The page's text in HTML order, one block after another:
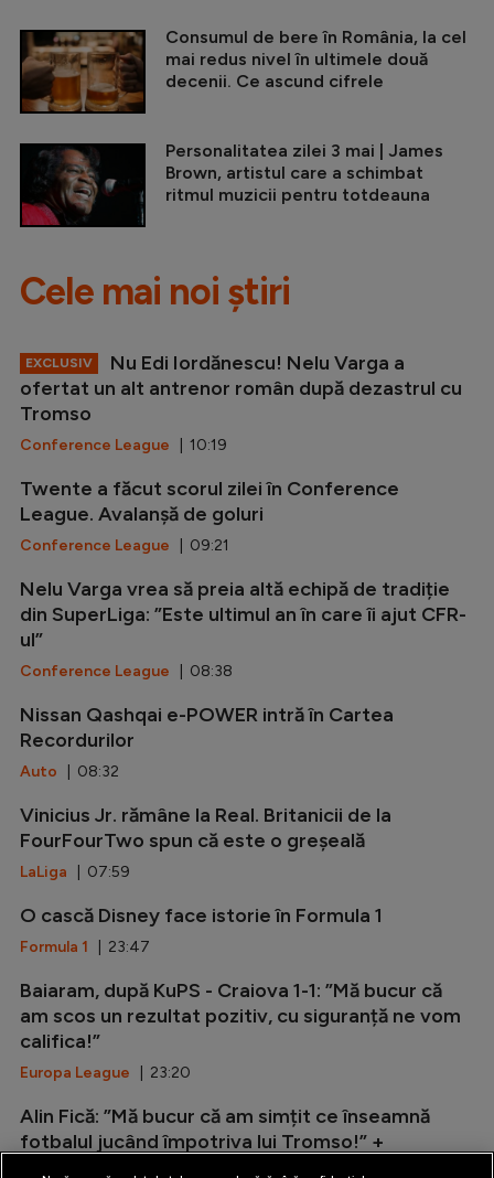
Consumul de bere în România, la cel
mai redus nivel în ultimele două
decenii. Ce ascund cifrele
Personalitatea zilei 3 mai | James
Brown, artistul care a schimbat
ritmul muzicii pentru totdeauna
Cele mai noi știri
EXCLUSIV
Nu Edi Iordănescu! Nelu Varga a
ofertat un alt antrenor român după dezastrul cu
Tromso
Conference League | 10:19
Twente a făcut scorul zilei în Conference
League. Avalanșă de goluri
Conference League | 09:21
Nelu Varga vrea să preia altă echipă de tradiție
din SuperLiga: ”Este ultimul an în care îi ajut CFR-
ul”
Conference League | 08:38
Nissan Qashqai e-POWER intră în Cartea
Recordurilor
Auto | 08:32
Vinicius Jr. rămâne la Real. Britanicii de la
FourFourTwo spun că este o greșeală
LaLiga | 07:59
O cască Disney face istorie în Formula 1
Formula 1 | 23:47
Baiaram, după KuPS - Craiova 1-1: ”Mă bucur că
am scos un rezultat pozitiv, cu siguranță ne vom
califica!”
Europa League | 23:20
Alin Fică: ”Mă bucur că am simțit ce înseamnă
fotbalul jucând împotriva lui Tromso!” +